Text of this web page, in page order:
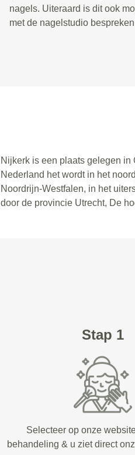
nagels. Uiteraard is dit ook
met de nagelstudio
Nijkerk is een plaats gelegen
Nederland het wordt in het
Noordrijn-Westfalen, in het
door de provincie Utrecht, De
Stap 1
Selecteer op onze
behandeling & u ziet direct